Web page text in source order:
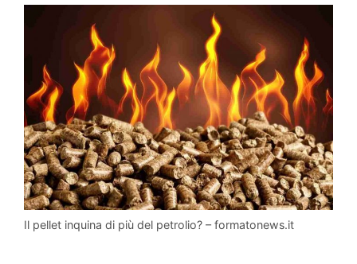
Il pellet inquina di più del petrolio? – formatonews.it